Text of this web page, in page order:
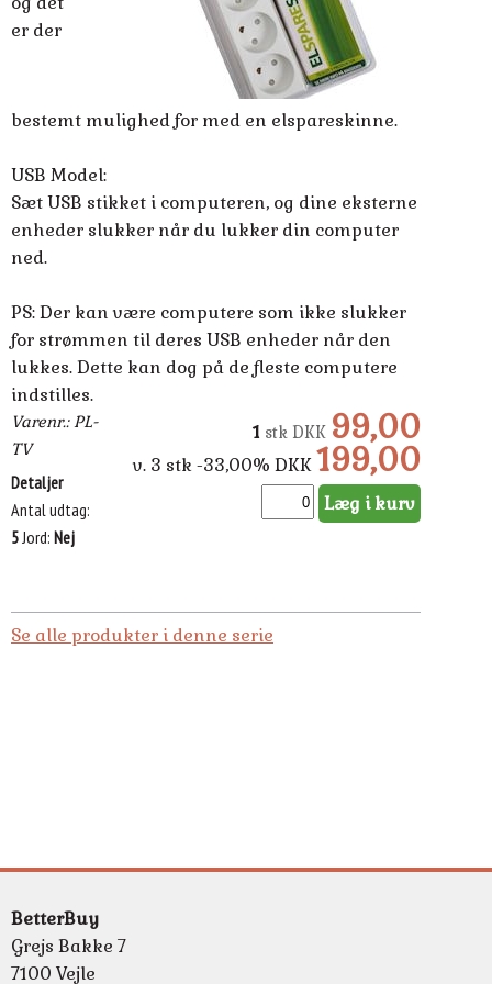
er der
bestemt mulighed for med en elspareskinne.
USB Model:
Sæt USB stikket i computeren, og dine eksterne
enheder slukker når du lukker din computer
ned.
PS: Der kan være computere som ikke slukker
for strømmen til deres USB enheder når den
lukkes. Dette kan dog på de fleste computere
indstilles.
1 stk DKK 99,00
v. 3 stk -33,00% DKK199,00
Læg i kurv
Varenr.: PL-
TV
Detaljer
Antal udtag
5Jord Nej
Se alle produkter i denne serie
BetterBuy
Grejs Bakke 7
7100 Vejle